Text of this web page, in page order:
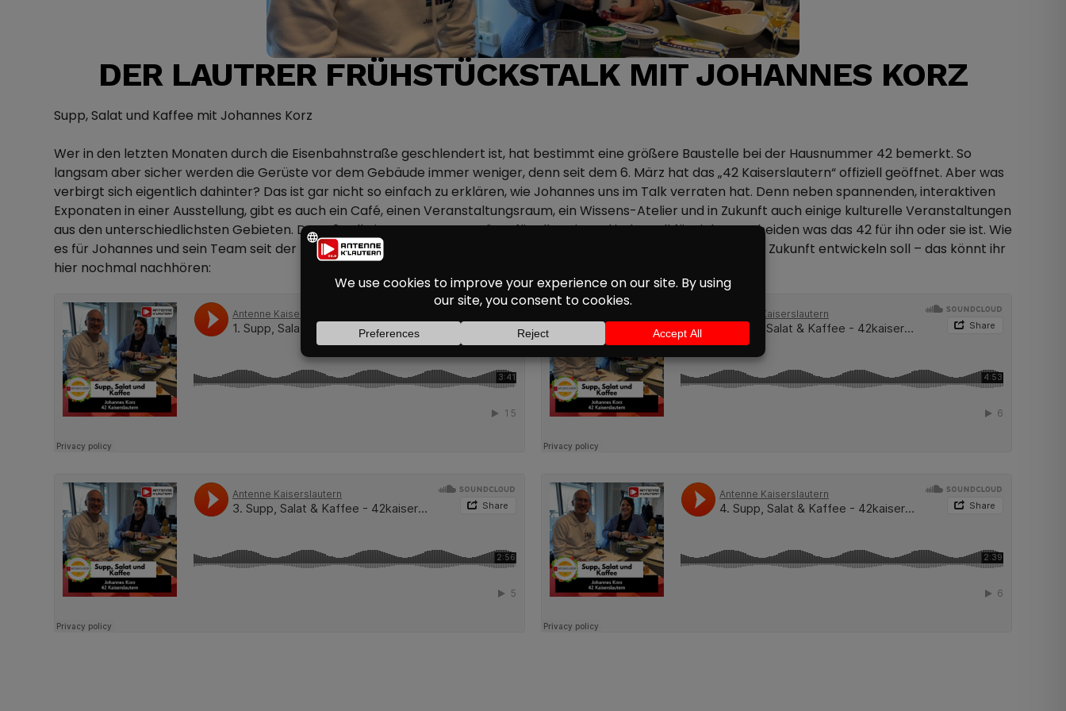
DER LAUTRER FRÜHSTÜCKSTALK MIT JOHANNES KORZ
Supp, Salat und Kaffee mit Johannes Korz
Wer in den letzten Monaten durch die Eisenbahnstraße geschlendert ist, hat bestimmt eine größere Baustelle bei der Hausnummer 42 bemerkt. So
langsam aber sicher werden die Gerüste vor dem Gebäude immer weniger, denn seit dem 6. März hat das „42 Kaiserslautern“ offiziell geöffnet. Aber was
verbirgt sich eigentlich dahinter? Das ist gar nicht so einfach zu erklären, wie Johannes uns im Talk verraten hat. Denn neben spannenden, interaktiven
Exponaten in einer Ausstellung, gibt es auch ein Café, einen Veranstaltungsraum, ein Wissens-Atelier und in Zukunft auch einige kulturelle Veranstaltungen
aus den unterschiedlichsten Gebieten. Das 42 soll eine Begegnungsstätte für alle sein und jeder soll für sich entscheiden was das 42 für ihn oder sie ist. Wie
es für Johannes und sein Team seit der Eröffnung lief, wie auch ihr das 42 mitgestalten könnt und wie sich das 42 in Zukunft entwickeln soll – das könnt ihr
hier nochmal nachhören: